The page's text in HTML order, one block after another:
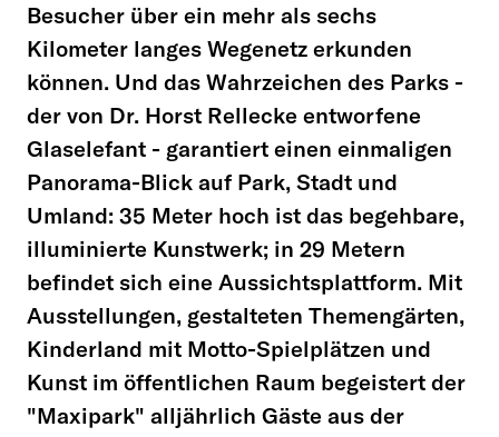
Besucher über ein mehr als sechs
Kilometer langes Wegenetz erkunden
können. Und das Wahrzeichen des Parks -
der von Dr. Horst Rellecke entworfene
Glaselefant - garantiert einen einmaligen
Panorama-Blick auf Park, Stadt und
Umland: 35 Meter hoch ist das begehbare,
illuminierte Kunstwerk; in 29 Metern
befindet sich eine Aussichtsplattform. Mit
Ausstellungen, gestalteten Themengärten,
Kinderland mit Motto-Spielplätzen und
Kunst im öffentlichen Raum begeistert der
"Maxipark" alljährlich Gäste aus der